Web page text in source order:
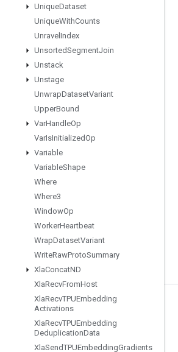
UniqueDataset
UniqueWithCounts
Unravel Index
UnsortedSegmentJoin
Unstack
Unstage
UnwrapDatasetVariant
UpperBound
VarHandleOp
VarIsInitializedOp
Variable
VariableShape
Where
Where3
WindowOp
WorkerHeartbeat
WrapDatasetVariant
WriteRawProtoSummary
XlaConcatND
XlaRecvFromHost
XlaRecvTPUEmbedding
Activations
XlaRecvTPUEmbedding
DeduplicationData
XlaSendTPUEmbeddingGradients
Мы в социальных сетях
Форум